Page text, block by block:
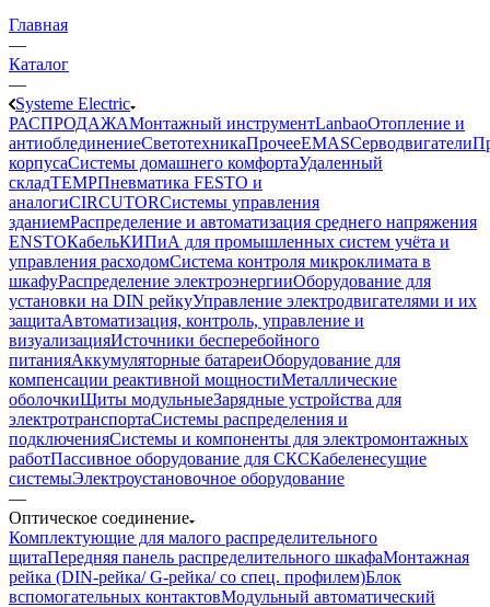
Главная
—
Каталог
—
Systeme Electric
РАСПРОДАЖАМонтажный инструментLanbaoОтопление и
антиоблединениеСветотехникаПрочееEMASCерводвигатели
корпусаСистемы домашнего комфортаУдаленный
складTEMPПневматика FESTO и
аналогиCIRCUTORСистемы управления
зданиемРаспределение и автоматизация среднего напряжения
ENSTOКабельКИПиА для промышленных систем учёта и
управления расходомСистема контроля микроклимата в
шкафуРаспределение электроэнергииОборудование для
установки на DIN рейкуУправление электродвигателями и их
защитаАвтоматизация, контроль, управление и
визуализацияИсточники бесперебойного
питанияАккумуляторные батареиОборудование для
компенсации реактивной мощностиМеталлические
оболочкиЩиты модульныеЗарядные устройства для
электротранспортаСистемы распределения и
подключенияСистемы и компоненты для электромонтажных
работПассивное оборудование для СКСКабеленесущие
системыЭлектроустановочное оборудование
—
Оптическое соединение
Комплектующие для малого распределительного
щитаПередняя панель распределительного шкафаМонтажная
рейка (DIN-рейка/ G-рейка/ со спец. профилем)Блок
вспомогательных контактовМодульный автоматический